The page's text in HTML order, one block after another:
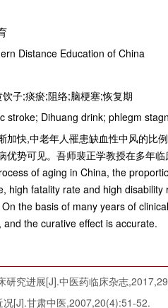
Distance Education of China
子;痰瘀;阻络;脑梗塞;恢复期
stroke; Dihuang drink; phlegm
加快,中老年人罹患缺血性中风的比
优势可见。吾师裴正学教授在多年
of aging in China, the
high fatality rate and high
the basis of many years of
the curative effect is accurate.
研究进展[J].中医药临床杂志
[J].甘肃中医,2007,20(4):51-52.